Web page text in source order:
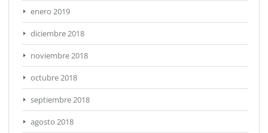
enero 2019
diciembre 2018
noviembre 2018
octubre 2018
septiembre 2018
agosto 2018